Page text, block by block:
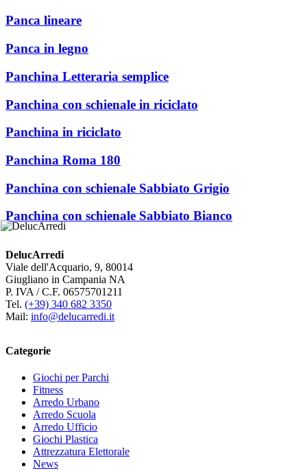
Panca lineare
Panca in legno
Panchina Letteraria semplice
Panchina con schienale in riciclato
Panchina in riciclato
Panchina Roma 180
Panchina con schienale Sabbiato Grigio
Panchina con schienale Sabbiato Bianco
DelucArredi
Viale dell'Acquario, 9, 80014
Giugliano in Campania NA
P. IVA / C.F. 06575701211
Tel. (+39) 340 682 3350
Mail: info@delucarredi.it
Categorie
Giochi per Parchi
Fitness
Arredo Urbano
Arredo Scuola
Arredo Ufficio
Giochi Plastica
Attrezzatura Elettorale
News